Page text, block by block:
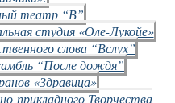
театр “В”
студия «Оле-Лукойе»
слова “Вслух”
“После дождя”
«Здравица»
прикладного Творчества